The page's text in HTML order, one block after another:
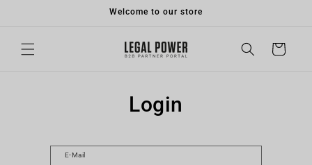
Welcome to our store
Warenkorb
Login
E-Mail